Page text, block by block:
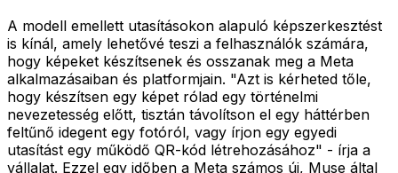
A modell emellett utasításokon alapuló képszerkesztést
is kínál, amely lehetővé teszi a felhasználók számára,
hogy képeket készítsenek és osszanak meg a Meta
alkalmazásaiban és platformjain. "Azt is kérheted tőle,
hogy készítsen egy képet rólad egy történelmi
nevezetesség előtt, tisztán távolítson el egy háttérben
feltűnő idegent egy fotóról, vagy írjon egy egyedi
utasítást egy működő QR-kód létrehozásához" - írja a
vállalat. Ezzel egy időben a Meta számos új, Muse által